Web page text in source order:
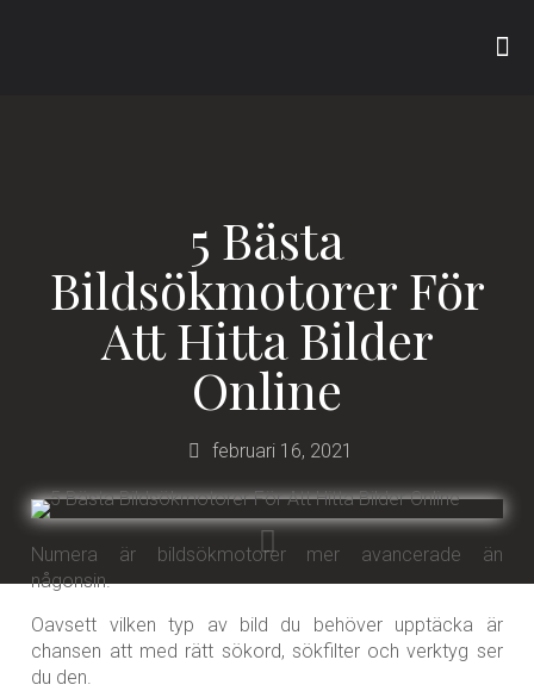
5 Bästa
Bildsökmotorer För
Att Hitta Bilder
Online
februari 16, 2021
Numera är bildsökmotorer mer avancerade än
någonsin.
Oavsett vilken typ av bild du behöver upptäcka är
chansen att med rätt sökord, sökfilter och verktyg ser
du den.